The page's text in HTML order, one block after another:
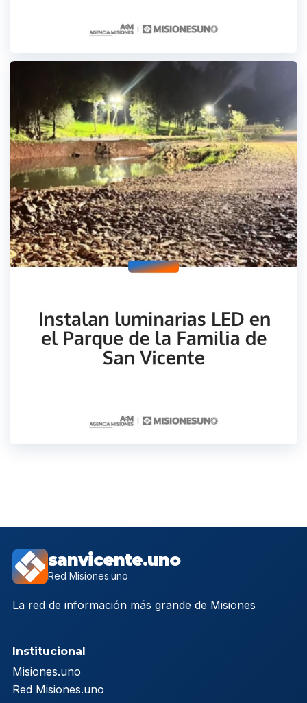
sanvicente.uno
Red Misiones.uno
La red de información más grande de Misiones
Institucional
Misiones.uno
Red Misiones.uno